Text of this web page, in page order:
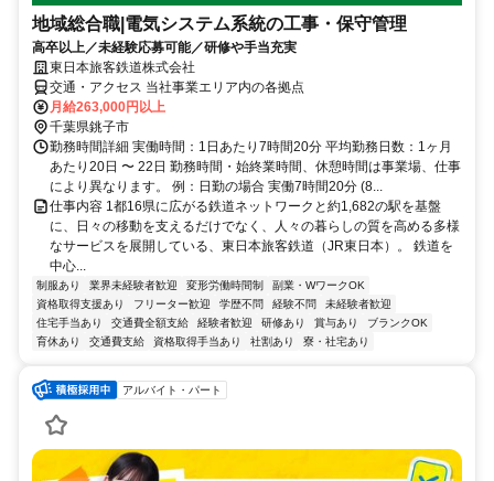
地域総合職|電気システム系統の工事・保守管理
高卒以上／未経験応募可能／研修や手当充実
東日本旅客鉄道株式会社
交通・アクセス 当社事業エリア内の各拠点
月給263,000円以上
千葉県銚子市
勤務時間詳細 実働時間：1日あたり7時間20分 平均勤務日数：1ヶ月
あたり20日 〜 22日 勤務時間・始終業時間、休憩時間は事業場、仕事
により異なります。 例：日勤の場合 実働7時間20分 (8...
仕事内容 1都16県に広がる鉄道ネットワークと約1,682の駅を基盤
に、日々の移動を支えるだけでなく、人々の暮らしの質を高める多様
なサービスを展開している、東日本旅客鉄道（JR東日本）。 鉄道を
中心...
制服あり 業界未経験者歓迎 変形労働時間制
副業・WワークOK
資格取得支援あり
フリーター歓迎 学歴不問 経験不問
未経験者歓迎
住宅手当あり
交通費全額支給 経験者歓迎 研修あり 賞与あり
ブランクOK
育休あり
交通費支給 資格取得手当あり 社割あり 寮・社宅あり
アルバイト・パート